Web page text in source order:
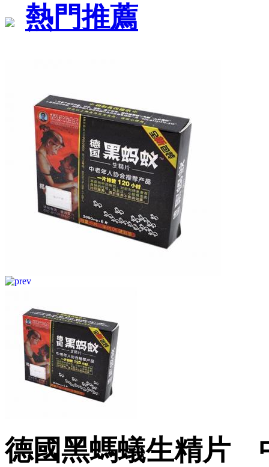
熱門推薦
德國黑螞蟻生精片